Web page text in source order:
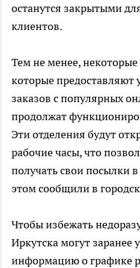
останутся закрытыми
клиентов.
Тем не менее,
которые предоставляют
заказов с популярных
продолжат
Эти отделения будут
рабочие часы, что
получать свои посылки
этом сообщили в
Чтобы избежать
Иркутска могут заранее
информацию о графике